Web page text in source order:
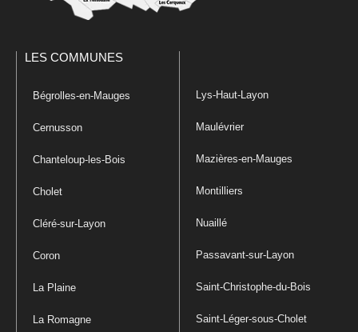
LES COMMUNES
Bégrolles-en-Mauges
Cernusson
Chanteloup-les-Bois
Cholet
Cléré-sur-Layon
Coron
La Plaine
La Romagne
Lys-Haut-Layon
Maulévrier
Mazières-en-Mauges
Montilliers
Nuaillé
Passavant-sur-Layon
Saint-Christophe-du-Bois
Saint-Léger-sous-Cholet